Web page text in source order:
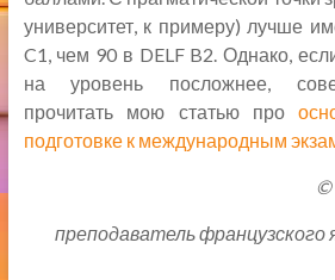
университет, к примеру) лучше
C1, чем 90 в DELF B2. Однако,
на уровень посложнее,
прочитать мою статью про
подготовке к международным
©
преподаватель французского